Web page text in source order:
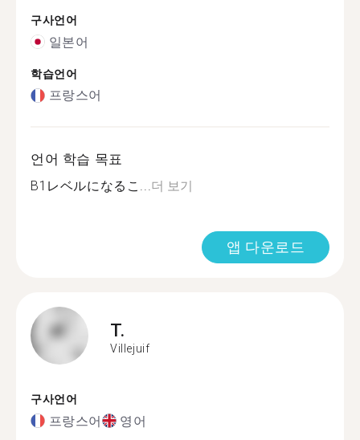
구사언어
일본어
학습언어
프랑스어
언어 학습 목표
B1レベルになるこ...더 보기
앱 다운로드
T.
Villejuif
구사언어
프랑스어 영어